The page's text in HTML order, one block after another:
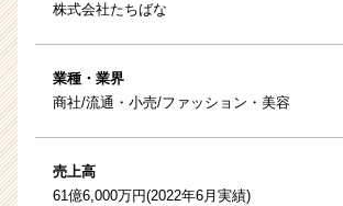
株式会社たちばな
業種・業界
商社/流通・小売/ファッション・美容
売上高
61億6,000万円(2022年6月実績)